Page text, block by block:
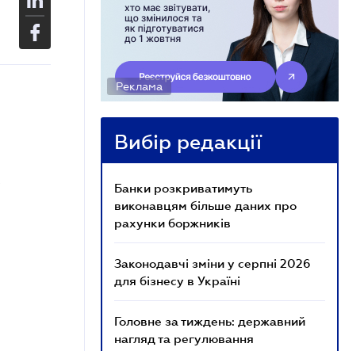
Реклама
Вибір редакції
Банки розкриватимуть
виконавцям більше даних про
рахунки боржників
Законодавчі зміни у серпні 2026
для бізнесу в Україні
Головне за тиждень: державний
нагляд та регулювання